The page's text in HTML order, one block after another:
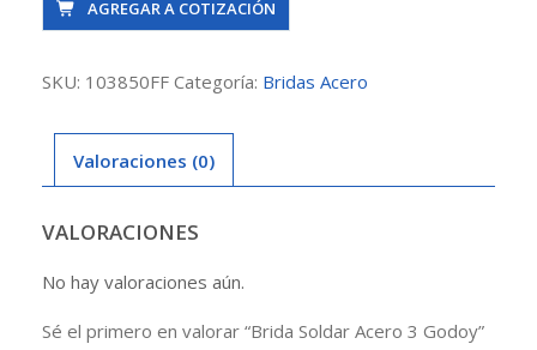
Acero
Godoy
AGREGAR A COTIZACIÓN
SKU: 103850FF Categoría: Bridas Acero
Valoraciones (0)
VALORACIONES
No hay valoraciones aún.
Sé el primero en valorar “Brida Soldar Acero 3 Godoy”